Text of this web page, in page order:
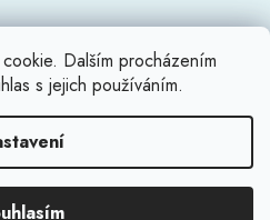
Dalším procházením
s jejich používáním.
Profikatalog.cz
Shoptet